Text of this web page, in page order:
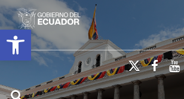
Open toolbar